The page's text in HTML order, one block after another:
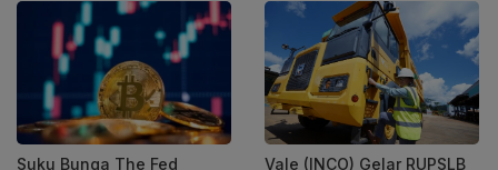
Suku Bunga The Fed
Vale (INCO) Gelar RUPSLB